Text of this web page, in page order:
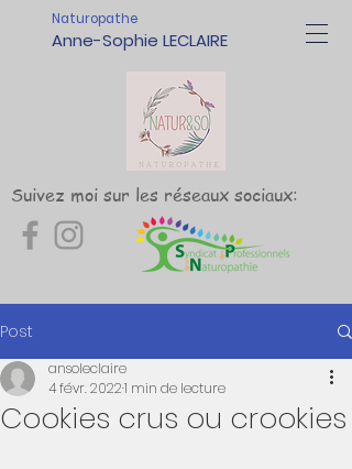
Anne-Sophie LECLAIRE
Naturopathe
Suivez moi sur les réseaux sociaux:
Post
Cookies crus ou crookies
ansoleclaire
4 févr. 20221 min de lecture